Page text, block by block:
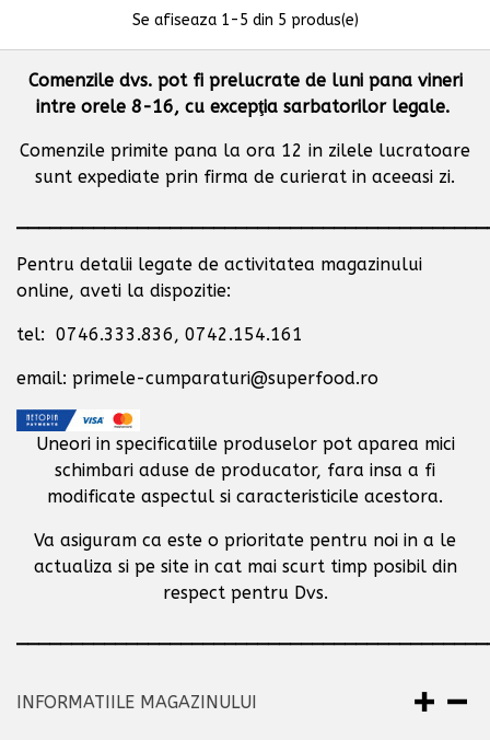
Se afiseaza 1-5 din 5 produs(e)
Comenzile dvs. pot fi prelucrate de luni pana vineri
intre orele 8-16, cu excepţia sarbatorilor legale.
Comenzile primite pana la ora 12 in zilele lucratoare
sunt expediate prin firma de curierat in aceeasi zi.
Pentru detalii legate de activitatea magazinului
online, aveti la dispozitie:
tel: 0746.333.836, 0742.154.161
email: primele-cumparaturi@superfood.ro
Uneori in specificatiile produselor pot aparea mici
schimbari aduse de producator, fara insa a fi
modificate aspectul si caracteristicile acestora.
Va asiguram ca este o prioritate pentru noi in a le
actualiza si pe site in cat mai scurt timp posibil din
respect pentru Dvs.
INFORMATIILE MAGAZINULUI